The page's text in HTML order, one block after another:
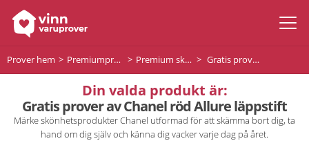
Prover hem Premiumprodukter Premium skönhet Gratis prover av Chanel röd Allure läppstift
Din valda produkt är:
Gratis prover av Chanel röd Allure läppstift
Märke skönhetsprodukter Chanel utformad för att skämma bort dig, ta
hand om dig själv och känna dig vacker varje dag på året.